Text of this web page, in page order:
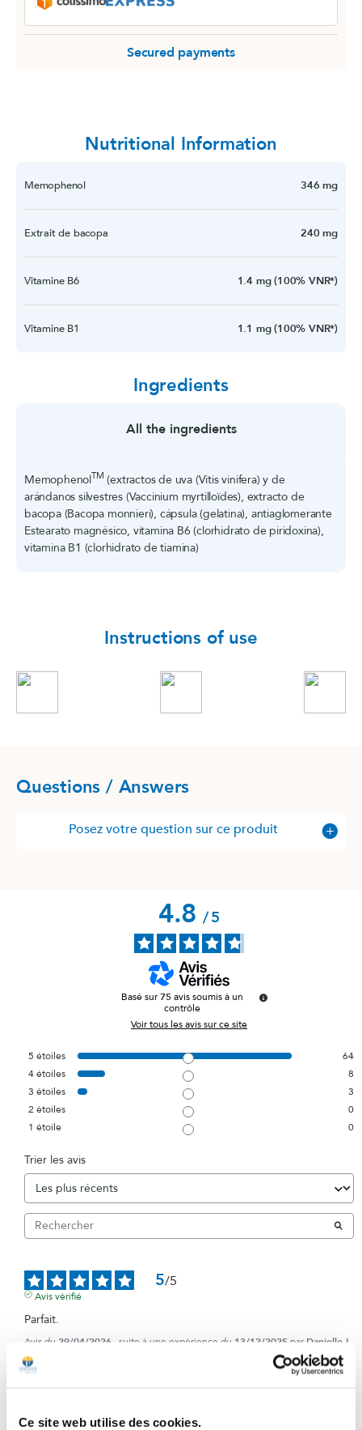
Ce site web utilise des cookies.
Secured payments
Nutritional Information
Memophenol 346 mg
Extrait de bacopa 240 mg
Vitamine B6 1.4 mg (100% VNR*)
Vitamine B1 1.1 mg (100% VNR*)
Ingredients
All the ingredients
MemophenolTM (extractos de uva (Vitis vinifera) y de
arándanos silvestres (Vaccinium myrtilloïdes), extracto de
bacopa (Bacopa monnieri), cápsula (gelatina), antiaglomerante
Estearato magnésico, vitamina B6 (clorhidrato de piridoxina),
vitamina B1 (clorhidrato de tiamina)
Instructions of use
Questions / Answers
Posez votre question sur ce produit
4.8/5
Basé sur75 avis soumis à un
contrôle
Voir tous les avis sur ce site
5 étoiles
64
4étoiles
8
3 étoiles
3
2 étoiles
0
1 étoile 0
Trier les avis
5/5
Avis vérifié
Parfait.
Avis du 29/04/2026 , suite à une expérience du 13/12/2025 par Danielle L.
Utile
5/5